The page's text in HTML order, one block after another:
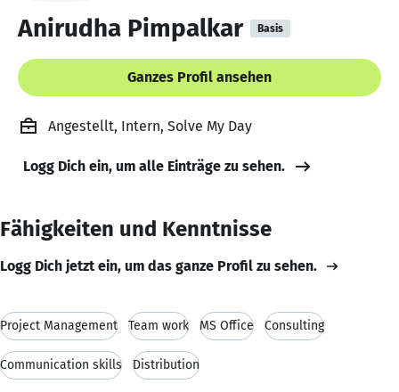
Anirudha Pimpalkar Basis
Ganzes Profil ansehen
Angestellt, Intern, Solve My Day
Logg Dich ein, um alle Einträge zu sehen.
Fähigkeiten und Kenntnisse
Logg Dich jetzt ein, um das ganze Profil zu sehen.
Project Management Team work MS Office Consulting
Communication skills Distribution